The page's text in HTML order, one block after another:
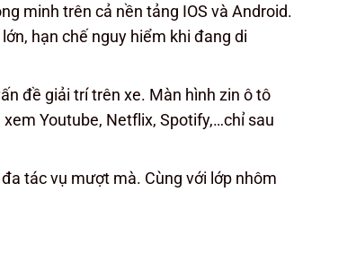
minh trên cả nền tảng IOS và Android.
hạn chế nguy hiểm khi đang di
đề giải trí trên xe. Màn hình zin ô tô
Youtube, Netflix, Spotify,…chỉ sau
tác vụ mượt mà. Cùng với lớp nhôm